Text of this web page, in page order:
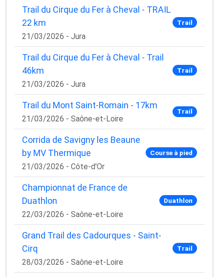
Trail du Cirque du Fer à Cheval - TRAIL
22 km
21/03/2026 - Jura
Trail
Trail du Cirque du Fer à Cheval - Trail
46km
21/03/2026 - Jura
Trail
Trail du Mont Saint-Romain - 17km
21/03/2026 - Saône-et-Loire
Trail
Corrida de Savigny les Beaune
by MV Thermique
21/03/2026 - Côte-d'Or
Course à pied
Championnat de France de
Duathlon
22/03/2026 - Saône-et-Loire
Duathlon
Grand Trail des Cadourques - Saint-
Cirq
28/03/2026 - Saône-et-Loire
Trail